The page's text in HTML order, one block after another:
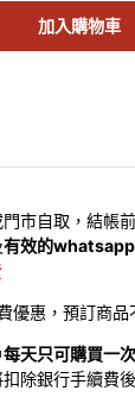
入式膠水
加入購物車
市自取，結帳
有效的
優惠，預訂商品
每天只可購買一次
扣除銀行手續費